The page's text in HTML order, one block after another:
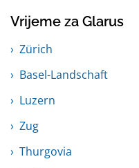
Vrijeme za Glarus
Zürich
Basel-Landschaft
Luzern
Zug
Thurgovia